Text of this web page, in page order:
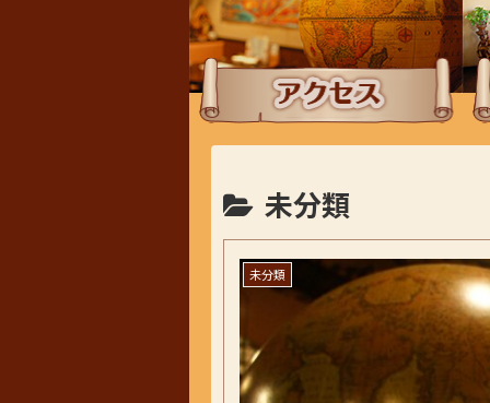
アクセス
未分類
未分類